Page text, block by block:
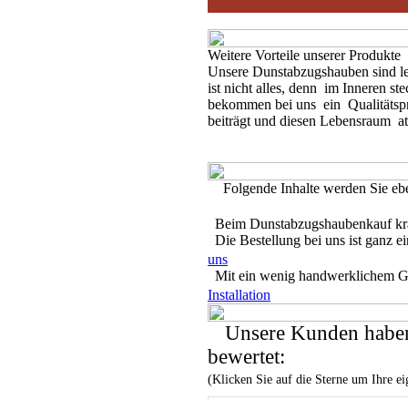
Weitere Vorteile unserer Produkte
Unsere Dunstabzugshauben sind
ist nicht alles, denn im Inneren
bekommen bei uns ein
beiträgt und diesen Lebensraum
Folgende Inhalte werden Sie
Beim Dunstabzugshaubenkauf
Die Bestellung bei uns ist ganz
uns
Mit ein wenig handwerklichem
Installation
Unsere Kunden
bewertet:
(Klicken Sie auf die Sterne um Ihre